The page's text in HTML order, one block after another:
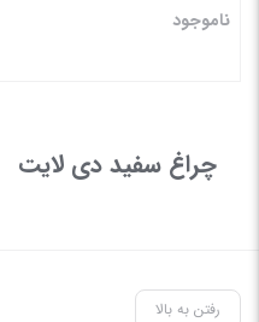
ناموجود
چراغ سفید دی لایت
رفتن به بالا